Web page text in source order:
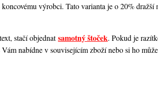
výrobci. Tato varianta je o 20%
stačí objednatsamotný štoček. Pokud je
nabídne v souvisejícím zboží nebo si ho